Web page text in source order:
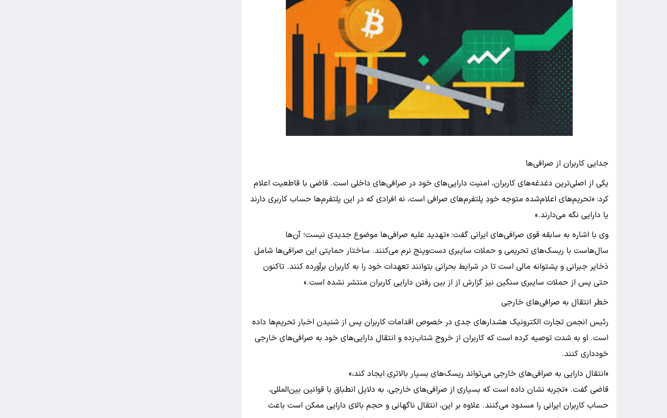
جدایی کاربران از صرافی‌ها
یکی از اصلی‌ترین دغدغه‌های کاربران، امنیت دارایی‌های خود در صرافی‌های داخلی است. قاضی با قاطعیت اعلام
کرد: «تحریم‌های اعلام‌شده متوجه خودِ پلتفرم‌های صرافی است، نه افرادی که در این پلتفرم‌ها حساب کاربری دارند
یا دارایی نگه می‌دارند.»
وی با اشاره به سابقه قوی صرافی‌های ایرانی گفت: «تهدید علیه صرافی‌ها موضوع جدیدی نیست؛ آن‌ها
سال‌هاست با ریسک‌های تحریمی و حملات سایبری دست‌وپنج نرم می‌کنند. ساختار حمایتی این صرافی‌ها شامل
ذخایر جبرانی و پشتوانه مالی است تا در شرایط بحرانی بتوانند تعهدات خود را به کاربران برآورده کنند. تاکنون
حتی پس از حملات سایبری سنگین نیز گزارش از از بین رفتن دارایی کاربران منتشر نشده است.»
خطر انتقال به صرافی‌های خارجی
رئیس انجمن تجارت الکترونیک هشدارهای جدی در خصوص اقدامات کاربران پس از شنیدن اخبار تحریم‌ها داده
است. او به شدت توصیه کرده است که کاربران از خروج شتاب‌زده و انتقال دارایی‌های خود به صرافی‌های خارجی
خودداری کنند.
«انتقال دارایی به صرافی‌های خارجی می‌تواند ریسک‌های بسیار بالاتری ایجاد کند،»
قاضی گفت. «تجربه نشان داده است که بسیاری از صرافی‌های خارجی، به دلایل انطباق با قوانین بین‌المللی،
حساب کاربران ایرانی را مسدود می‌کنند. علاوه بر این، انتقال ناگهانی و حجم بالای دارایی ممکن است باعث